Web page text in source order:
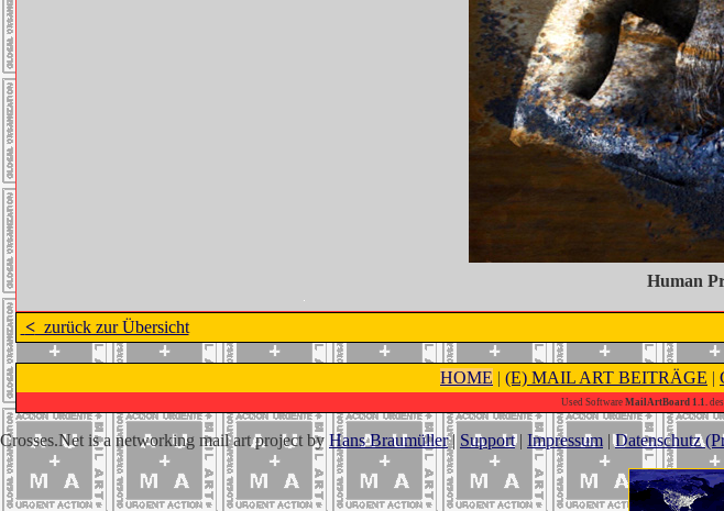
Human
<zurück zur Übersicht
HOME | (E) MAIL ART BEITRÄGE |
Used Software MailArtBoard 1.1.
Crosses.Net is a networking mail art project by Hans Braumüller| Support| Impressum |Datenschutz